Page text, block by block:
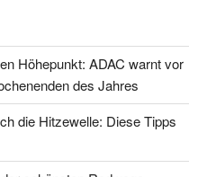
Höhepunkt: ADAC warnt vor
des Jahres
die Hitzewelle: Diese Tipps